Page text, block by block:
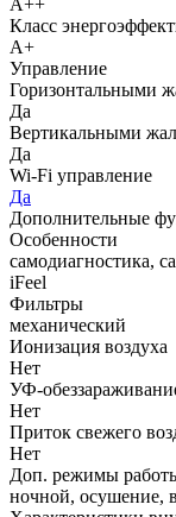
A++
Класс
A+
Управление
Горизонтальными
Да
Вертикальными
Да
Wi-Fi управление
Да
Дополнительные
Особенности
самодиагностика,
iFeel
Фильтры
механический
Ионизация воздуха
Нет
УФ-
Нет
Приток свежего
Нет
Доп. режимы
ночной, осушение,